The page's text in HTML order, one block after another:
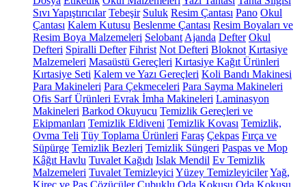
Sıvı Yapıştırıcılar Tebeşir Suluk Resim Çantası Pano Okul
Çantası Kalem Kutusu Beslenme Çantası Resim Boyaları ve
Resim Boya Malzemeleri Selobant Ajanda Defter Okul
Defteri Spiralli Defter Fihrist Not Defteri Bloknot Kırtasiye
Malzemeleri Masaüstü Gereçleri Kırtasiye Kağıt Ürünleri
Kırtasiye Seti Kalem ve Yazı Gereçleri Koli Bandı Makinesi
Para Makineleri Para Çekmeceleri Para Sayma Makineleri
Ofis Sarf Ürünleri Evrak İmha Makineleri Laminasyon
Makineleri Barkod Okuyucu Temizlik Gereçleri ve
Ekipmanları Temizlik Eldiveni Temizlik Kovası Temizlik,
Ovma Teli Tüy Toplama Ürünleri Faraş Çekpas Fırça ve
Süpürge Temizlik Bezleri Temizlik Süngeri Paspas ve Mop
Kâğıt Havlu Tuvalet Kağıdı Islak Mendil Ev Temizlik
Malzemeleri Tuvalet Temizleyici Yüzey TemizleyicilerYağ,
Kireç ve Pas Çözücüler Çubuklu Oda Kokusu Oda Kokusu